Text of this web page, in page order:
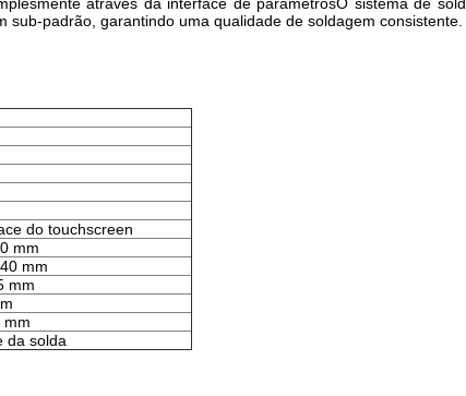
padrão, garantindo uma qualidade de soldagem consistente.
do touchscreen
mm
mm
mm
mm
da solda